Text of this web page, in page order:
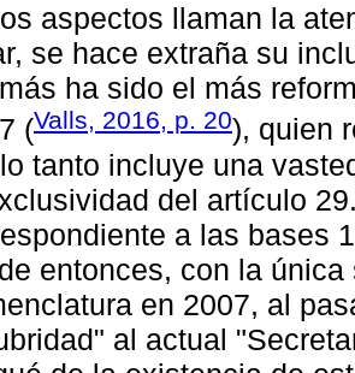
aspectos llaman la
se hace extraña su
ha sido el más
(Valls, 2016, p. 20), quien
tanto incluye una
del artículo
a las bases
entonces, con la
en 2007, al
al actual